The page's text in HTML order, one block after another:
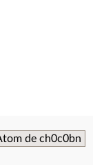
de ch0c0bn